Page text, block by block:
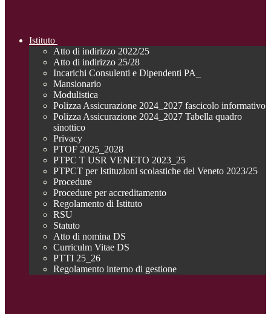
Istituto
Atto di indirizzo 2022/25
Atto di indirizzo 25/28
Incarichi Consulenti e Dipendenti PA_
Mansionario
Modulistica
Polizza Assicurazione 2024_2027 fascicolo informativo
Polizza Assicurazione 2024_2027 Tabella quadro
sinottico
Privacy
PTOF 2025_2028
PTPC T USR VENETO 2023_25
PTPCT per Istituzioni scolastiche del Veneto 2023/25
Procedure
Procedure per accreditamento
Regolamento di Istituto
RSU
Statuto
Atto di nomina DS
Curriculm Vitae DS
PTTI 25_26
Regolamento interno di gestione